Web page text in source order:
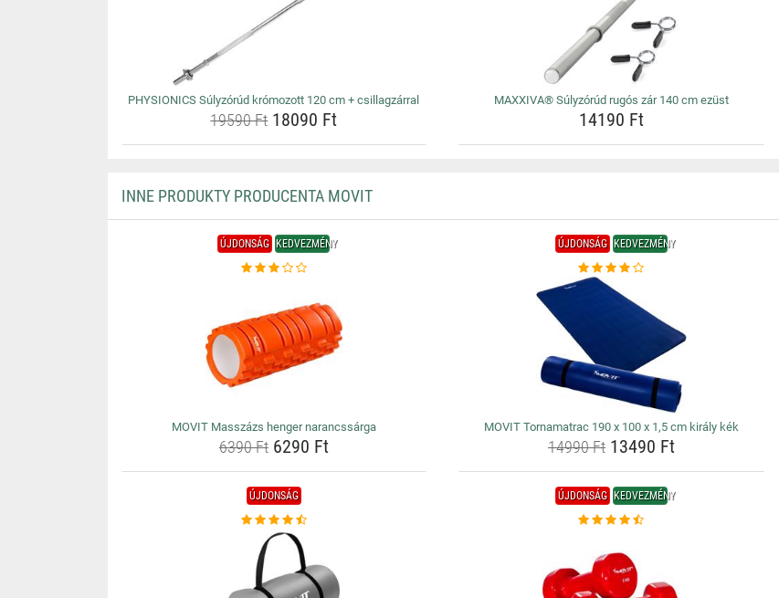
PHYSIONICS Súlyzórúd krómozott 120 cm + csillagzárral
19590 Ft18090 Ft
MAXXIVA® Súlyzórúd rugós zár 140 cm ezüst
14190 Ft
INNE PRODUKTY PRODUCENTA MOVIT
ÚJDONSÁG KEDVEZMÉNY
MOVIT Masszázs henger narancssárga
6390 Ft6290 Ft
ÚJDONSÁG KEDVEZMÉNY
MOVIT Tornamatrac 190 x 100 x 1,5 cm király kék
14990 Ft13490 Ft
ÚJDONSÁG ÚJDONSÁG KEDVEZMÉNY